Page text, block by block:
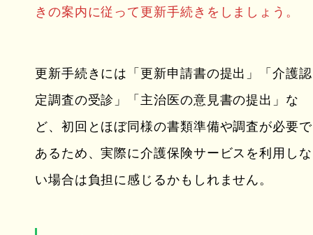
きの案内に従って更新手続きをしましょう。
更新手続きには「更新申請書の提出」「介護認
定調査の受診」「主治医の意見書の提出」な
ど、初回とほぼ同様の書類準備や調査が必要で
あるため、実際に介護保険サービスを利用しな
い場合は負担に感じるかもしれません。